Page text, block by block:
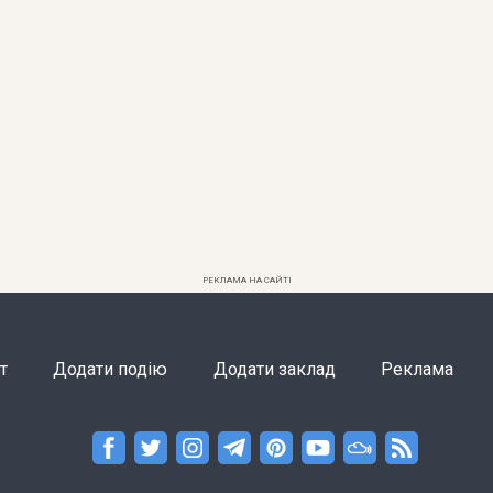
РЕКЛАМА НА САЙТІ
Додати подію Додати заклад Реклама